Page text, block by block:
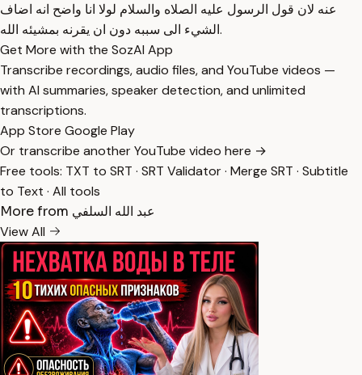
عنه لان قول الرسول عليه الصلاه والسلام لولا انا واضح انه اضاف
الشيء الى سببه دون ان يقرنه بمشيئه الله.
Get More with the SozAI App
Transcribe recordings, audio files, and YouTube videos —
with AI summaries, speaker detection, and unlimited
transcriptions.
App Store Google Play
Or transcribe another YouTube video here →
Free tools: TXT to SRT · SRT Validator· Merge SRT · Subtitle
to Text · All tools
More from عبد الله السلفي
View All